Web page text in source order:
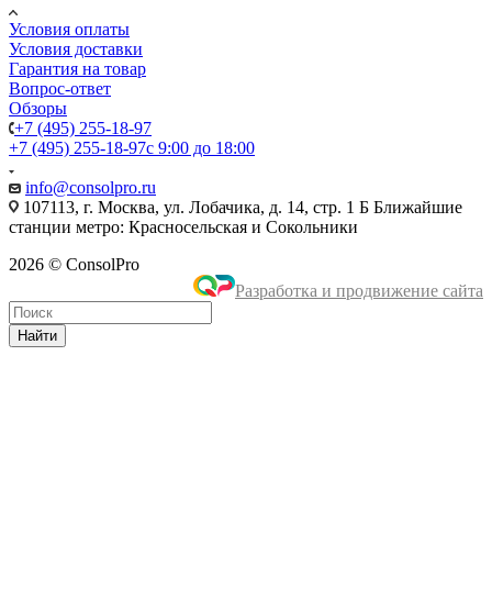
Условия оплаты
Условия доставки
Гарантия на товар
Вопрос-ответ
Обзоры
+7 (495) 255-18-97
+7 (495) 255-18-97с 9:00 до 18:00
info@consolpro.ru
107113, г. Москва, ул. Лобачика, д. 14, стр. 1 Б Ближайшие
станции метро: Красносельская и Сокольники
2026 © ConsolPro
Разработка и продвижение сайта
Найти